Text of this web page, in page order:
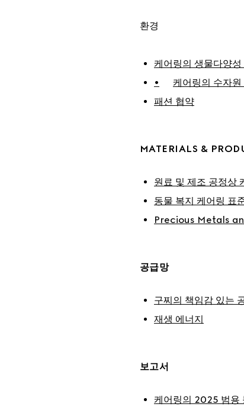
환경
케어링의 생물다양성
•	케어링의 수자
패션 협약
MATERIALS &
원료 및 제조 공정상
동물 복지 케어링 표
Precious Metals
공급망
구찌의 책임감 있는
재생 에너지
보고서
케어링의 2025 범용